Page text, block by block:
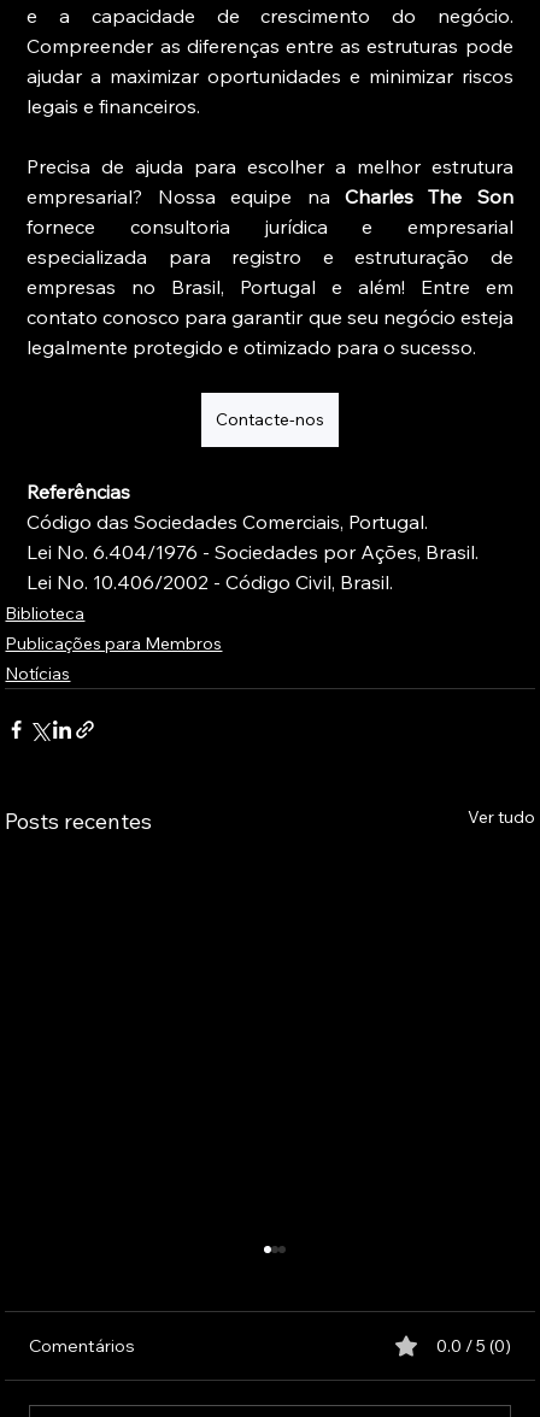
e a capacidade de crescimento do negócio.
Compreender as diferenças entre as estruturas pode
ajudar a maximizar oportunidades e minimizar riscos
legais e financeiros.
Precisa de ajuda para escolher a melhor estrutura
empresarial? Nossa equipe na Charles The Son
fornece consultoria jurídica e empresarial
especializada para registro e estruturação de
empresas no Brasil, Portugal e além! Entre em
contato conosco para garantir que seu negócio esteja
legalmente protegido e otimizado para o sucesso.
Contacte-nos
Referências
Código das Sociedades Comerciais, Portugal.
Lei No. 6.404/1976 - Sociedades por Ações, Brasil.
Lei No. 10.406/2002 - Código Civil, Brasil.
Biblioteca
Publicações para Membros
Notícias
Posts recentes Ver tudo
Comentários 0.0 / 5 (0)